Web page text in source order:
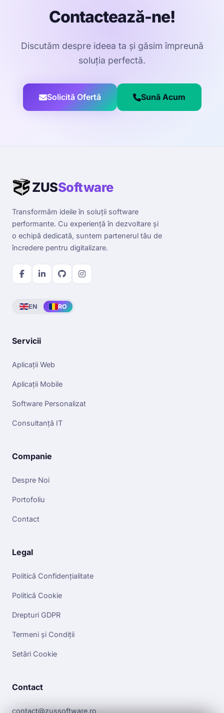
Contactează-ne!
Discutăm despre ideea ta și găsim împreună
soluția perfectă.
Solicită Ofertă Sună Acum
ZUSSoftware
Transformăm ideile în soluții software
performante. Cu experiență în dezvoltare și
o echipă dedicată, suntem partenerul tău de
încredere pentru digitalizare.
EN RO
Servicii
Aplicații Web
Aplicații Mobile
Software Personalizat
Consultanță IT
Companie
Despre Noi
Portofoliu
Contact
Legal
Politică Confidențialitate
Politică Cookie
Drepturi GDPR
Termeni și Condiții
Setări Cookie
Contact
contact@zussoftware.ro